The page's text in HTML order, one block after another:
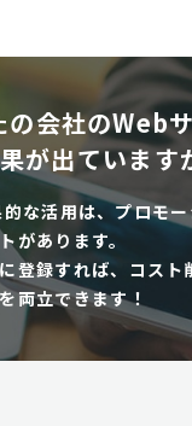
の会社のWeb
が出ています
な活用は、プロモ
があります。
登録すれば、コスト
両立できます！